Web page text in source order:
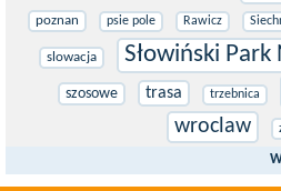
poznan psie pole Rawicz
slowacja Słowiński
szosowe trasa trzebnica
wroclaw